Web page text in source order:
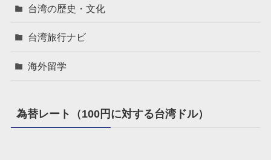
台湾の歴史・文化
台湾旅行ナビ
海外留学
為替レート（100円に対する台湾ドル）